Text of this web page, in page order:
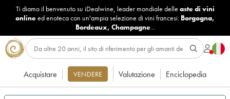
Ti diamo il benvenuto su iDealwine, leader mondiale delle aste di vini
onlineed enoteca con un'ampia selezione di vini francesi: Borgogna,
Bordeaux, Champagne...
Acquistare VENDERE Valutazione Enciclopedia